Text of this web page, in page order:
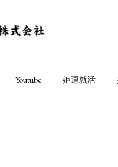
Youtube 姫運就活